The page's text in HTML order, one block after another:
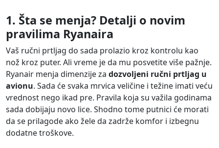
1. Šta se menja? Detalji o novim
pravilima Ryanaira
Vaš ručni prtljag do sada prolazio kroz kontrolu kao
nož kroz puter. Ali vreme je da mu posvetite više pažnje.
Ryanair menja dimenzije za dozvoljeni ručni prtljag u
avionu. Sada će svaka mrvica veličine i težine imati veću
vrednost nego ikad pre. Pravila koja su važila godinama
sada dobijaju novo lice. Shodno tome putnici će morati
da se prilagode ako žele da zadrže komfor i izbegnu
dodatne troškove.